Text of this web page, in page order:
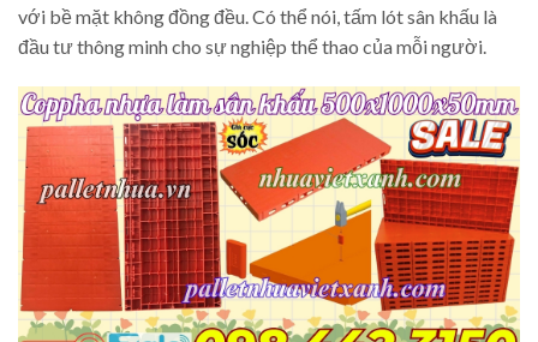
với bề mặt không đồng đều. Có thể nói, tấm lót sân khấu là
đầu tư thông minh cho sự nghiệp thể thao của mỗi người.